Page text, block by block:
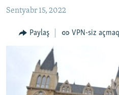
QANUNI DOĞRU
ARAŞDIRMA
MULTIMEDIA
VIDEO
FOTOQALEREYA
RADIO ARXIV
OXU ZALI
HAQQIMIZDA
Sentyabr 15, 2022
Paylaş VPN-siz açmaq